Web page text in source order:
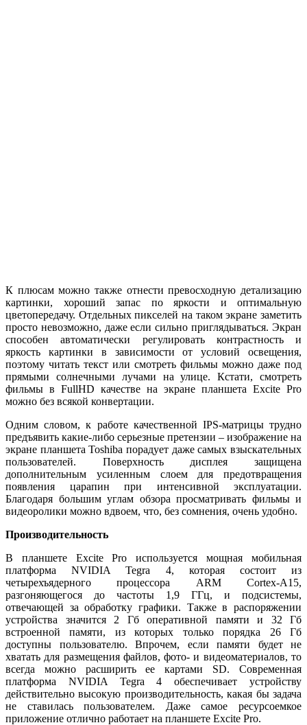
К плюсам можно также отнести превосходную детализацию
картинки, хороший запас по яркости и оптимальную
цветопередачу. Отдельных пикселей на таком экране заметить
просто невозможно, даже если сильно приглядываться. Экран
способен автоматически регулировать контрастность и
яркость картинки в зависимости от условий освещения,
поэтому читать текст или смотреть фильмы можно даже под
прямыми солнечными лучами на улице. Кстати, смотреть
фильмы в FullHD качестве на экране планшета Excite Pro
можно без всякой конвертации.
Одним словом, к работе качественной IPS-матрицы трудно
предъявить какие-либо серьезные претензии – изображение на
экране планшета Toshiba порадует даже самых взыскательных
пользователей. Поверхность дисплея защищена
дополнительным усиленным слоем для предотвращения
появления царапин при интенсивной эксплуатации.
Благодаря большим углам обзора просматривать фильмы и
видеоролики можно вдвоем, что, без сомнения, очень удобно.
Производительность
В планшете Excite Pro используется мощная мобильная
платформа NVIDIA Tegra 4, которая состоит из
четырехъядерного процессора ARM Cortex-A15,
разгоняющегося до частоты 1,9 ГГц, и подсистемы,
отвечающей за обработку графики. Также в распоряжении
устройства значится 2 Гб оперативной памяти и 32 Гб
встроенной памяти, из которых только порядка 26 Гб
доступны пользователю. Впрочем, если памяти будет не
хватать для размещения файлов, фото- и видеоматериалов, то
всегда можно расширить ее картами SD. Современная
платформа NVIDIA Tegra 4 обеспечивает устройству
действительно высокую производительность, какая бы задача
не ставилась пользователем. Даже самое ресурсоемкое
приложение отлично работает на планшете Excite Pro.